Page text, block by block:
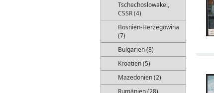
Tschechoslowakei,
CSSR (4)
Bosnien-Herzegowina
(7)
Bulgarien (8)
Kroatien (5)
Mazedonien (2)
Rumänien (28)